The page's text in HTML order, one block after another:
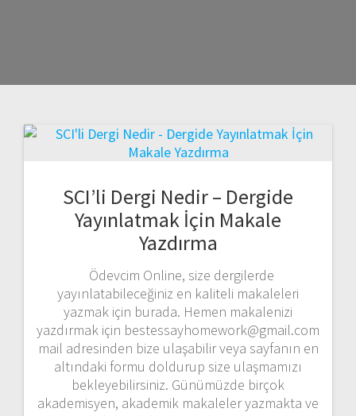
SCI’li Dergi Nedir – Dergide
Yayınlatmak İçin Makale
Yazdırma
Ödevcim Online, size dergilerde
yayınlatabileceğiniz en kaliteli makaleleri
yazmak için burada. Hemen makalenizi
yazdırmak için bestessayhomework@gmail.com
mail adresinden bize ulaşabilir veya sayfanın en
altındaki formu doldurup size ulaşmamızı
bekleyebilirsiniz. Günümüzde birçok
akademisyen, akademik makaleler yazmakta ve